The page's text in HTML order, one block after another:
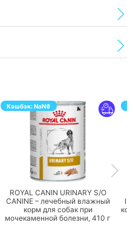
Кэшбэк:NaN₴
ПЕРЕЙТИ
ROYAL CANIN URINARY S/O
CANINE – лечебный влажный
корм для собак при
мочекаменной болезни, 410 г